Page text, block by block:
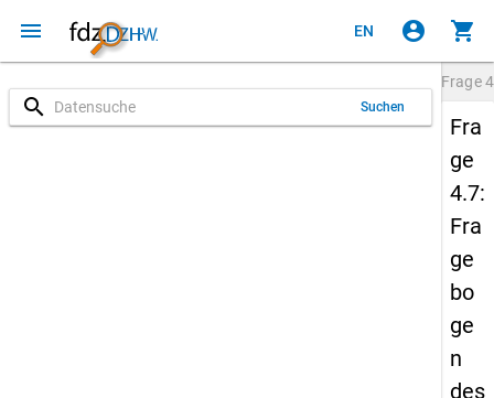
menu EN account_circle shopping_cart
search Suchen
Frage
Fra
ge
4.7:
Fra
ge
bo
ge
n
des